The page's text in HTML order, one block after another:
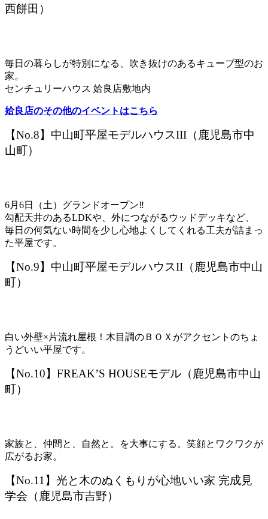
西餅田）
毎日の暮らしが特別になる、吹き抜けのあるキューブ型のお
家。
センチュリーハウス 姶良店敷地内
姶良店のその他のイベントはこちら
【No.8】中山町平屋モデルハウスIII（鹿児島市中
山町）
6月6日（土）グランドオープン‼
勾配天井のあるLDKや、外につながるウッドデッキなど、
毎日の何気ない時間を少し心地よくしてくれる工夫が詰まっ
た平屋です。
【No.9】中山町平屋モデルハウスII（鹿児島市中山
町）
白い外壁×片流れ屋根！木目調のＢＯＸがアクセントのちょ
うどいい平屋です。
【No.10】FREAK’S HOUSEモデル（鹿児島市中山
町）
家族と、仲間と、自然と。を大事にする。笑顔とワクワクが
広がるお家。
【No.11】光と木のぬくもりが心地いい家 完成見
学会（鹿児島市吉野）